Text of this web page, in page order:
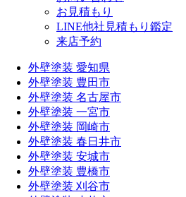
お見積もり
LINE他社見積もり鑑定
来店予約
外壁塗装 愛知県
外壁塗装 豊田市
外壁塗装 名古屋市
外壁塗装 一宮市
外壁塗装 岡崎市
外壁塗装 春日井市
外壁塗装 安城市
外壁塗装 豊橋市
外壁塗装 刈谷市